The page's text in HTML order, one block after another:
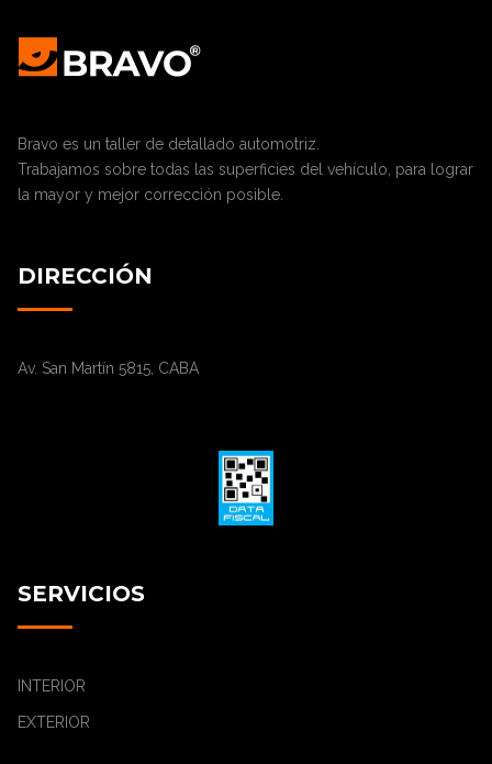
Bravo es un taller de detallado automotriz.
Trabajamos sobre todas las superficies del vehículo, para lograr
la mayor y mejor corrección posible.
DIRECCIÓN
Av. San Martín 5815, CABA
SERVICIOS
INTERIOR
EXTERIOR